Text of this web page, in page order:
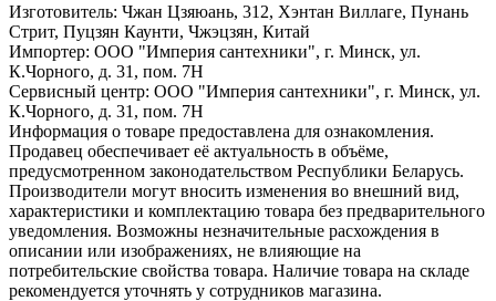
Изготовитель: Чжан Цзяюань, 312, Хэнтан Виллаге, Пунань
Стрит, Пуцзян Каунти, Чжэцзян, Китай
Импортер: ООО "Империя сантехники", г. Минск, ул.
К.Чорного, д. 31, пом. 7Н
Сервисный центр: ООО "Империя сантехники", г. Минск, ул.
К.Чорного, д. 31, пом. 7Н
Информация о товаре предоставлена для ознакомления.
Продавец обеспечивает её актуальность в объёме,
предусмотренном законодательством Республики Беларусь.
Производители могут вносить изменения во внешний вид,
характеристики и комплектацию товара без предварительного
уведомления. Возможны незначительные расхождения в
описании или изображениях, не влияющие на
потребительские свойства товара. Наличие товара на складе
рекомендуется уточнять у сотрудников магазина.